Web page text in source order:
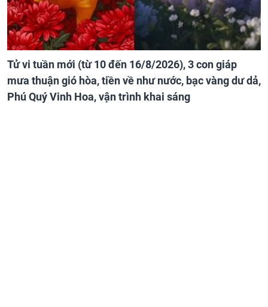
Tử vi tuần mới (từ 10 đến 16/8/2026), 3 con giáp
mưa thuận gió hòa, tiền về như nước, bạc vàng dư dả,
Phú Quý Vinh Hoa, vận trình khai sáng